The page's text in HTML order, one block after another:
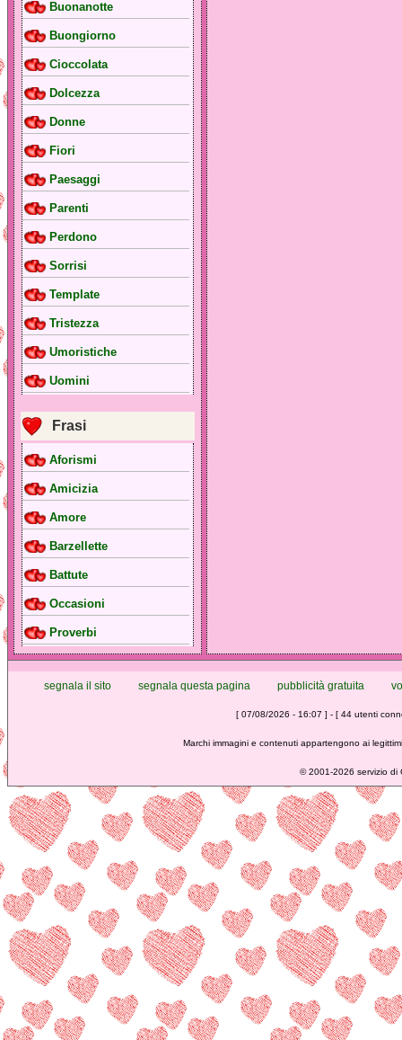
Buonanotte
Buongiorno
Cioccolata
Dolcezza
Donne
Fiori
Paesaggi
Parenti
Perdono
Sorrisi
Template
Tristezza
Umoristiche
Uomini
Frasi
Aforismi
Amicizia
Amore
Barzellette
Battute
Occasioni
Proverbi
segnala il sito segnala questa pagina pubblicità gratuita
[ 07/08/2026 - 16:07 ] - [ 44 utenti
Marchi immagini e contenuti appartengono ai
©2001-2026 servizio di